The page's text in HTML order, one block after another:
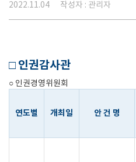
2022.11.04 작성자 : 관리자
□ 인권감사관
○ 인권경영위원회
연도별 개최일 안 건 명